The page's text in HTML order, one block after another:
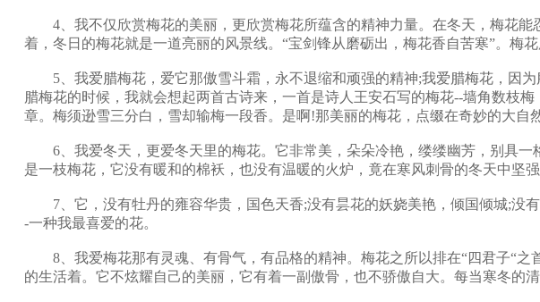
4、我不仅欣赏梅花的美丽，更欣赏梅花所蕴含的精神力量。在冬天，梅花能
着，冬日的梅花就是一道亮丽的风景线。“宝剑锋从磨砺出，梅花香自苦寒”。梅
5、我爱腊梅花，爱它那傲雪斗霜，永不退缩和顽强的精神;我爱腊梅花，因为
腊梅花的时候，我就会想起两首古诗来，一首是诗人王安石写的梅花--墙角数枝
章。梅须逊雪三分白，雪却输梅一段香。是啊!那美丽的梅花，点缀在奇妙的大自
6、我爱冬天，更爱冬天里的梅花。它非常美，朵朵冷艳，缕缕幽芳，别具一
是一枝梅花，它没有暖和的棉袄，也没有温暖的火炉，竟在寒风刺骨的冬天中坚
7、它，没有牡丹的雍容华贵，国色天香;没有昙花的妖娆美艳，倾国倾城;没
-一种我最喜爱的花。
8、我爱梅花那有灵魂、有骨气，有品格的精神。梅花之所以排在“四君子“之
的生活着。它不炫耀自己的美丽，它有着一副傲骨，也不骄傲自大。每当寒冬的